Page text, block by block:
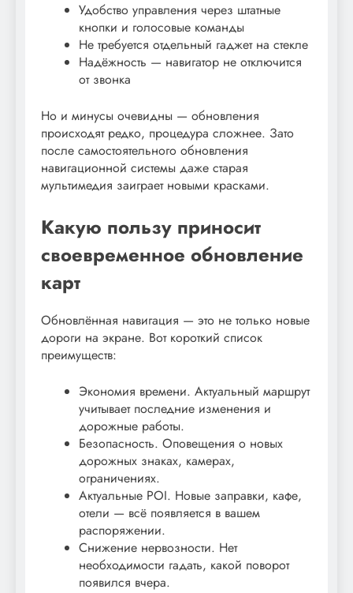
Удобство управления через штатные
кнопки и голосовые команды
Не требуется отдельный гаджет на стекле
Надёжность — навигатор не отключится
от звонка
Но и минусы очевидны — обновления
происходят редко, процедура сложнее. Зато
после самостоятельного обновления
навигационной системы даже старая
мультимедия заиграет новыми красками.
Какую пользу приносит
своевременное обновление
карт
Обновлённая навигация — это не только новые
дороги на экране. Вот короткий список
преимуществ:
Экономия времени. Актуальный маршрут
учитывает последние изменения и
дорожные работы.
Безопасность. Оповещения о новых
дорожных знаках, камерах,
ограничениях.
Актуальные POI. Новые заправки, кафе,
отели — всё появляется в вашем
распоряжении.
Снижение нервозности. Нет
необходимости гадать, какой поворот
появился вчера.